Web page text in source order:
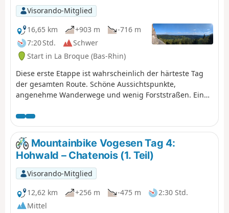
Visorando-Mitglied
16,65 km
+903 m
-716 m
7:20 Std.
Schwer
Start in La Broque (Bas-Rhin)
Diese erste Etappe ist wahrscheinlich der härteste Tag
der gesamten Route. Schöne Aussichtspunkte,
angenehme Wanderwege und wenig Forststraßen. Ein
Einstufung „schwierig”.
Mountainbike Vogesen Tag 4:
Hohwald – Chatenois (1. Teil)
Visorando-Mitglied
12,62 km
+256 m -475 m
2:30 Std.
Mittel